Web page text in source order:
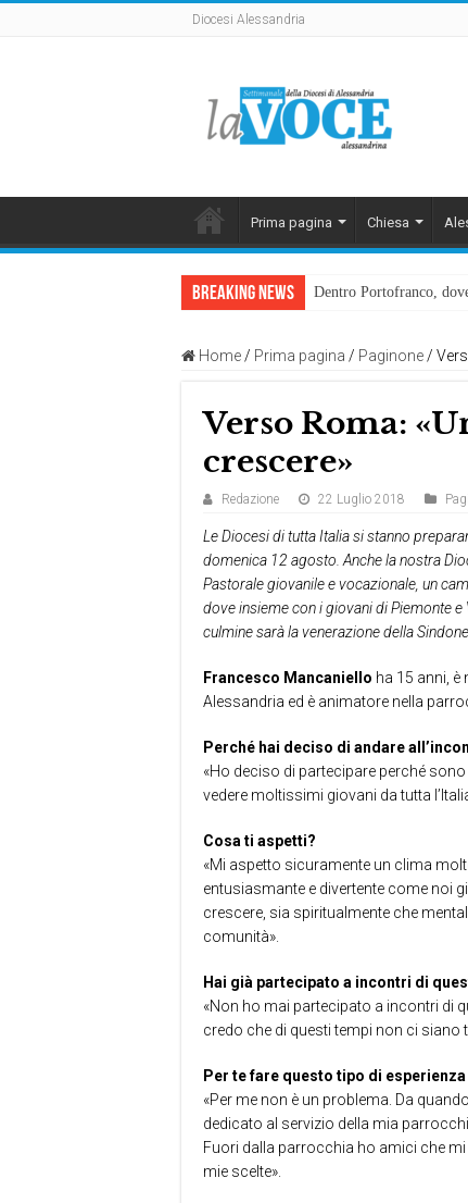
Diocesi Alessandria
Prima pagina Chiesa
Breaking News Dentro Portofranco,
Home / Prima pagina / Paginone /
Verso Roma:
crescere»
Redazione 22 Luglio 2018
Le Diocesi di tutta Italia si stanno
domenica 12 agosto. Anche la nostra
Pastorale giovanile e vocazionale, un
dove insieme con i giovani di Piemonte e
culmine sarà la venerazione della
Francesco Mancaniello ha 15 anni,
Alessandria ed è animatore nella
Perché hai deciso di andare
«Ho deciso di partecipare perché
vedere moltissimi giovani da tutta
Cosa ti aspetti?
«Mi aspetto sicuramente un clima
entusiasmante e divertente come noi
crescere, sia spiritualmente che
comunità».
Hai già partecipato a incontri di
«Non ho mai partecipato a incontri di
credo che di questi tempi non ci siano
Per te fare questo tipo di
«Per me non è un problema. Da
dedicato al servizio della mia
Fuori dalla parrocchia ho amici che
mie scelte».